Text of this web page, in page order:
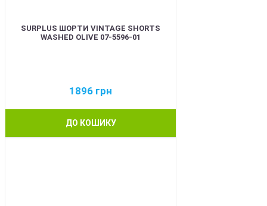
SURPLUS ШОРТИ VINTAGE SHORTS
WASHED OLIVE 07-5596-01
1896 грн
ДО КОШИКУ